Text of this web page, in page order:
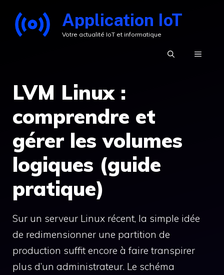
contenu
Application IoT
Votre actualité IoT et informatique
MENU
LVM Linux :
comprendre et
gérer les volumes
logiques (guide
pratique)
Sur un serveur Linux récent, la simple idée
de redimensionner une partition de
production suffit encore à faire transpirer
plus d’un administrateur. Le schéma